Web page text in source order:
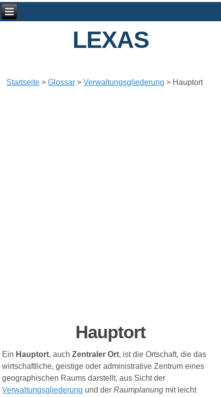
LEXAS
Startseite >Glossar >Verwaltungsgliederung > Hauptort
Hauptort
Ein Hauptort, auchZentraler Ort, ist die Ortschaft, die das
wirtschaftliche, geistige oder administrative Zentrum eines
geographischen Raums darstellt, aus Sicht der
Verwaltungsgliederung und derRaumplanung mit leicht